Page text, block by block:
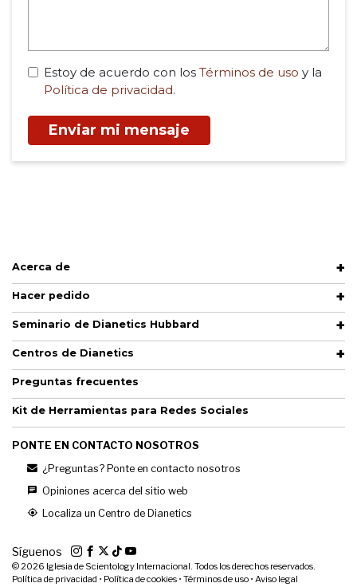
Estoy de acuerdo con los Términos de uso y la
Política de privacidad.
Enviar mi mensaje
Acerca de
Hacer pedido
Seminario de Dianetics Hubbard
Centros de Dianetics
Preguntas frecuentes
Kit de Herramientas para Redes Sociales
PONTE EN CONTACTO NOSOTROS
¿Preguntas? Ponte en contacto nosotros
Opiniones acerca del sitio web
Localiza un Centro de Dianetics
Síguenos
© 2026 Iglesia de Scientology Internacional. Todos los derechos reservados.
Política de privacidad • Política de cookies • Términos de uso • Aviso legal